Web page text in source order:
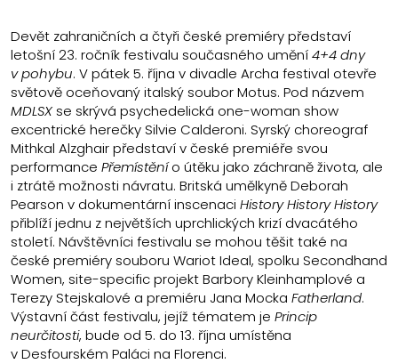
Devět zahraničních a čtyři české premiéry představí
letošní 23. ročník festivalu současného umění4+4 dny
v pohybu. V pátek 5. října v divadle Archa festival otevře
světově oceňovaný italský soubor Motus. Pod názvem
MDLSX se skrývá psychedelická one-woman show
excentrické herečky Silvie Calderoni. Syrský choreograf
Mithkal Alzghair představí v české premiéře svou
performance Přemístěnío útěku jako záchraně života, ale
i ztrátě možnosti návratu. Britská umělkyně Deborah
Pearson v dokumentární inscenaci History History History
přiblíží jednu z největších uprchlických krizí dvacátého
století. Návštěvníci festivalu se mohou těšit také na
české premiéry souboru Wariot Ideal, spolku Secondhand
Women, site-specific projekt Barbory Kleinhamplové a
Terezy Stejskalové a premiéru Jana Mocka Fatherland.
Výstavní část festivalu, jejíž tématem je Princip
neurčitosti, bude od 5. do 13. října umístěna
v Desfourském Paláci na Florenci.